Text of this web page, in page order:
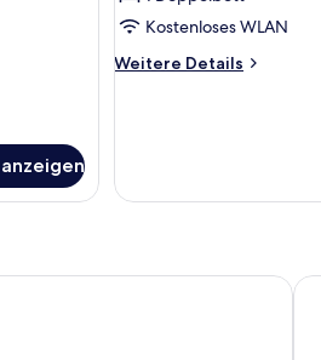
anzeigen
Kostenloses WLAN
Weitere Details
Weitere
Post Hotel & Wellness